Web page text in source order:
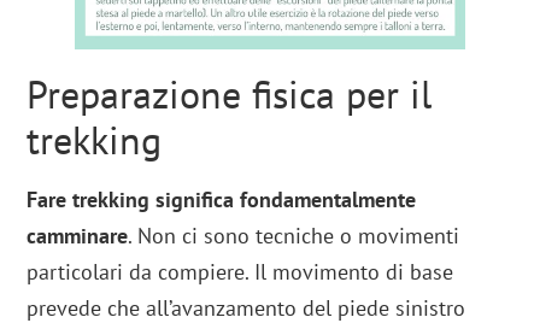
Preparazione fisica per il
trekking
Fare trekking significa fondamentalmente
camminare. Non ci sono tecniche o movimenti
particolari da compiere. Il movimento di base
prevede che all’avanzamento del piede sinistro